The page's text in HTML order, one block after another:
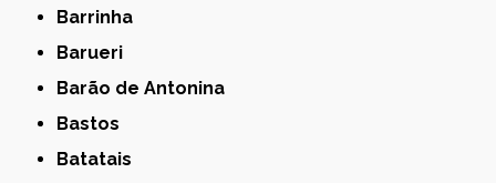
Barrinha
Barueri
Barão de Antonina
Bastos
Batatais